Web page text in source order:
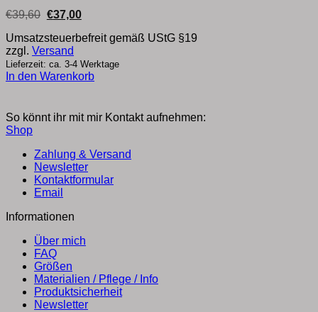
€39,60 Ursprünglicher
war:
€39,60
€37,00Aktueller
ist:
€37,00.
Umsatzsteuerbefreit gemäß UStG §19
zzgl. Versand
Lieferzeit: ca. 3-4 Werktage
In den Warenkorb
So könnt ihr mit mir Kontakt aufnehmen:
Shop
Zahlung & Versand
Newsletter
Kontaktformular
Email
Informationen
Über mich
FAQ
Größen
Materialien / Pflege / Info
Produktsicherheit
Newsletter